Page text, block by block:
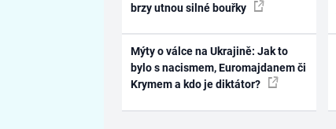
brzy utnou silné bouřky
Mýty o válce na Ukrajině: Jak to
bylo s nacismem, Euromajdanem či
Krymem a kdo je diktátor?